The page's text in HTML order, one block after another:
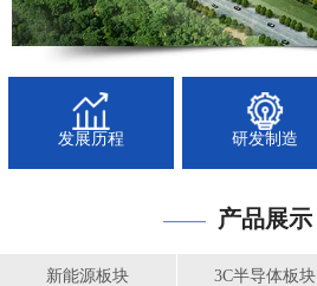
发展历程 研发制造
—— 产品展示
新能源板块 3C半导体板块